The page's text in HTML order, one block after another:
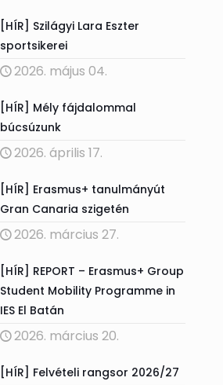
[HÍR] Szilágyi Lara Eszter
sportsikerei
2026. május 04.
[HÍR] Mély fájdalommal
búcsúzunk
2026. április 17.
[HÍR] Erasmus+ tanulmányút
Gran Canaria szigetén
2026. március 27.
[HÍR] REPORT – Erasmus+ Group
Student Mobility Programme in
IES El Batán
2026. március 20.
[HÍR] Felvételi rangsor 2026/27